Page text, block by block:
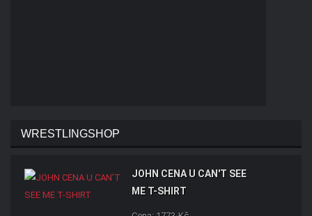
WRESTLINGSHOP
JOHN CENA U CAN'T SEE
ME T-SHIRT